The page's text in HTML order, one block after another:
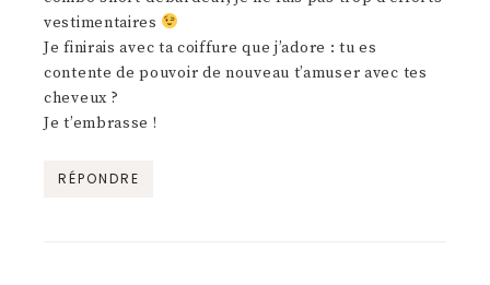
vestimentaires
Je finirais avec ta coiffure que j’adore : tu es
contente de pouvoir de nouveau t’amuser avec tes
cheveux ?
Je t’embrasse !
RÉPONDRE